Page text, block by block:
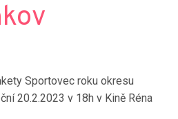
Sportovec roku okresu
20.2.2023 v 18h v Kině Réna